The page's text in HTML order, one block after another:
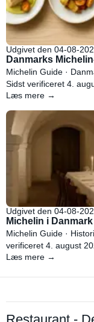
Udgivet den 04-08-
Danmarks
Michelin Guide ·
Sidst verificeret 4.
Læs mere →
Udgivet den 04-08-
Michelin i
Michelin Guide ·
verificeret 4. august
Læs mere →